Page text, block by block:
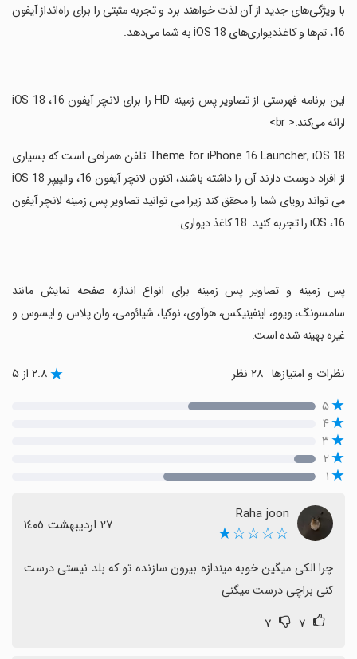
با ویژگی‌های جدید از آن لذت خواهند برد و تجربه مثبتی را برای راه‌انداز آیفون
16، تم‌ها و کاغذدیواری‌های iOS 18 به شما می‌دهد.
‏این برنامه فهرستی از تصاویر پس زمینه HD را برای لانچر آیفون 16، iOS 18
ارائه می‌کند.< br>
‏Theme for iPhone 16 Launcher, iOS 18 تلفن همراهی است که بسیاری
از افراد دوست دارند آن را داشته باشند، اکنون لانچر آیفون 16، والپیپر iOS 18
می تواند رویای شما را محقق کند زیرا می توانید تصاویر پس زمینه لانچر آیفون
16، iOS را تجربه کنید. 18 کاغذ دیواری.
‏پس زمینه و تصاویر پس زمینه برای انواع اندازه صفحه نمایش مانند
سامسونگ، ویوو، اینفینیکس، هوآوی، نوکیا، شیائومی، وان پلاس و ایسوس و
غیره بهینه شده است.
نظرات و امتیازها ۲.۸ از ۵
۵
۴
۳
۲
۱
Raha joon
☆☆☆☆★ ٢٧ اردیبهشت ١٤٠٥
کنی براچی درست میگنی
۷ ۷